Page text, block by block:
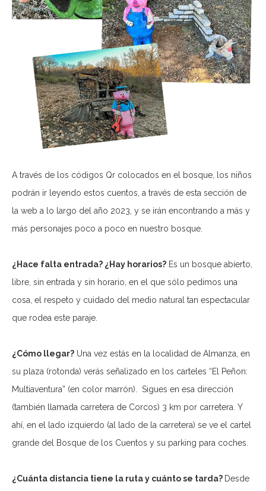
A través de los códigos Qr colocados en el bosque, los niños
podrán ir leyendo estos cuentos, a través de esta sección de
la web a lo largo del año 2023, y se irán encontrando a más y
más personajes poco a poco en nuestro bosque.
¿Hace falta entrada? ¿Hay horarios? Es un bosque abierto,
libre, sin entrada y sin horario, en el que sólo pedimos una
cosa, el respeto y cuidado del medio natural tan espectacular
que rodea este paraje.
¿Cómo llegar? Una vez estás en la localidad de Almanza, en
su plaza (rotonda) verás señalizado en los carteles “El Peñon:
Multiaventura” (en color marrón). Sigues en esa dirección
(también llamada carretera de Corcos) 3 km por carretera. Y
ahí, en el lado izquierdo (al lado de la carretera) se ve el cartel
grande del Bosque de los Cuentos y su parking para coches.
¿Cuánta distancia tiene la ruta y cuánto se tarda? Desde